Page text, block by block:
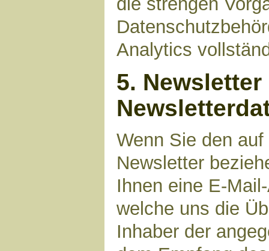
Analytics
5. Newsletter
Wenn Sie den
Newsletter
Ihnen eine E-
welche uns die
Inhaber der